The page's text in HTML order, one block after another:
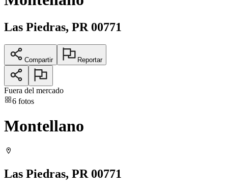
Las Piedras, PR 00771
Compartir Reportar
Fuera del mercado
6 fotos
Montellano
Las Piedras, PR 00771